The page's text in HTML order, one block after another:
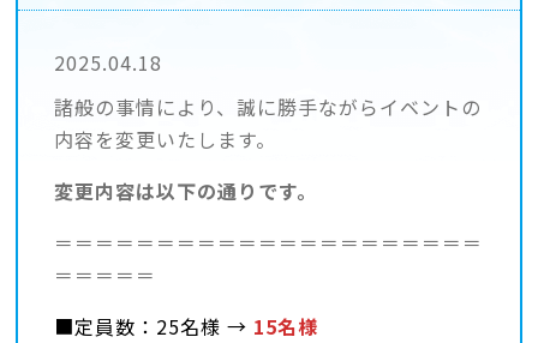
2025.04.18
諸般の事情により、誠に勝手ながらイベントの
内容を変更いたします。
変更内容は以下の通りです。
＝＝＝＝＝＝＝＝＝＝＝＝＝＝＝＝＝＝＝＝＝
＝＝＝＝＝
■定員数：25名様 → 15名様